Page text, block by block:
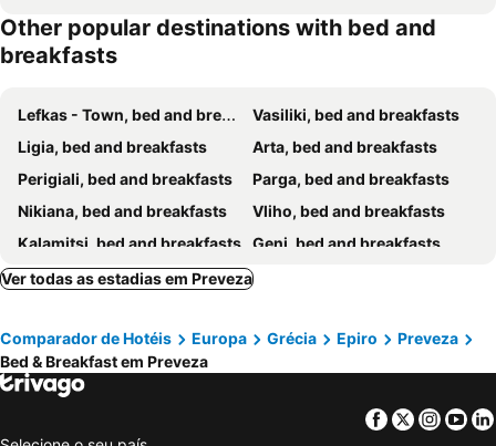
Other popular destinations with bed and
breakfasts
Lefkas - Town, bed and breakfasts
Vasiliki, bed and breakfasts
Ligia, bed and breakfasts
Arta, bed and breakfasts
Perigiali, bed and breakfasts
Parga, bed and breakfasts
Nikiana, bed and breakfasts
Vliho, bed and breakfasts
Kalamitsi, bed and breakfasts Geni, bed and breakfasts
Ver todas as estadias em Preveza
Comparador de Hotéis Europa Grécia Epiro
Preveza
Bed & Breakfast em Preveza
Facebook
Twitter